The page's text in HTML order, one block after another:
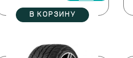
В КОРЗИНУ